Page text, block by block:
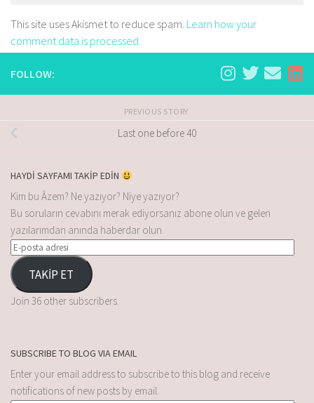
This site uses Akismet to reduce spam. Learn how your
comment data is processed.
FOLLOW:
PREVIOUS STORY
Last one before 40
HAYDİ SAYFAMI TAKİP EDİN
Kim bu Âzem? Ne yazıyor? Niye yazıyor?
Bu soruların cevabını merak ediyorsanız abone olun ve gelen
yazılarımdan anında haberdar olun.
TAKİP ET
Join 36 other subscribers.
SUBSCRIBE TO BLOG VIA EMAIL
Enter your email address to subscribe to this blog and receive
notifications of new posts by email.